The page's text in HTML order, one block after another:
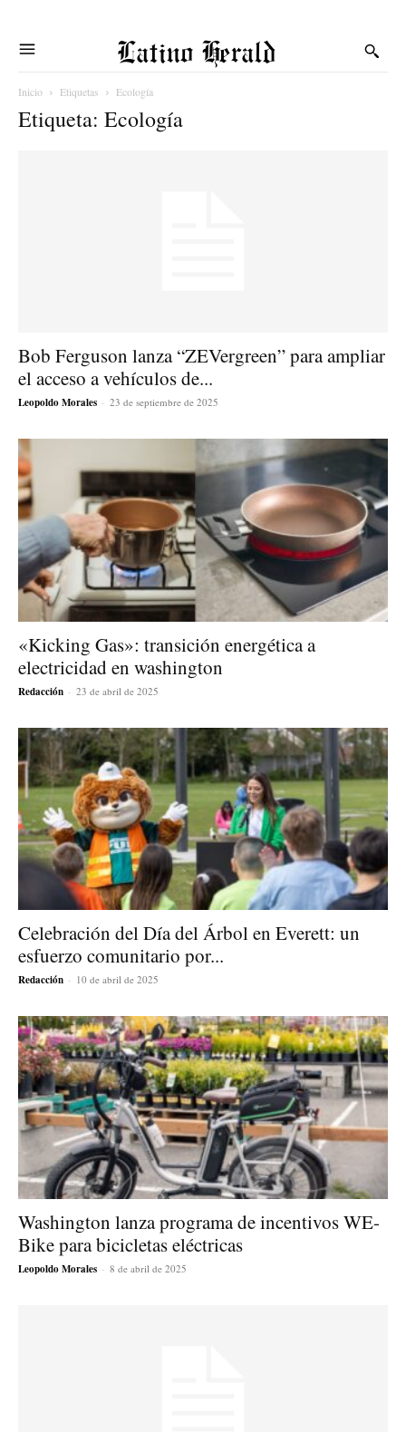
Latino Herald
Inicio Etiquetas Ecología
Etiqueta: Ecología
Bob Ferguson lanza “ZEVergreen” para ampliar
el acceso a vehículos de...
Leopoldo Morales - 23 de septiembre de 2025
«Kicking Gas»: transición energética a
electricidad en washington
Redacción - 23 de abril de 2025
Celebración del Día del Árbol en Everett: un
esfuerzo comunitario por...
Redacción - 10 de abril de 2025
Washington lanza programa de incentivos WE-
Bike para bicicletas eléctricas
Leopoldo Morales - 8 de abril de 2025